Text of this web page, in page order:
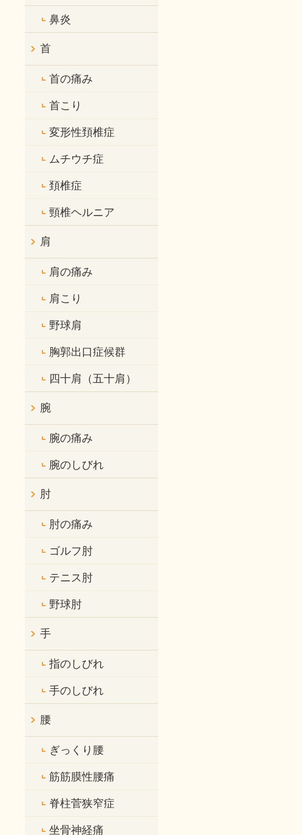
鼻炎
首
首の痛み
首こり
変形性頚椎症
ムチウチ症
頚椎症
頸椎ヘルニア
肩
肩の痛み
肩こり
野球肩
胸郭出口症候群
四十肩（五十肩）
腕
腕の痛み
腕のしびれ
肘
肘の痛み
ゴルフ肘
テニス肘
野球肘
手
指のしびれ
手のしびれ
腰
ぎっくり腰
筋筋膜性腰痛
脊柱菅狭窄症
坐骨神経痛